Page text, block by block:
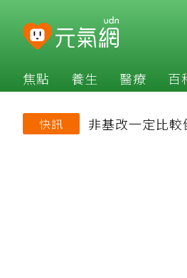
焦點 養生 醫療 百
快訊 非基改一定比